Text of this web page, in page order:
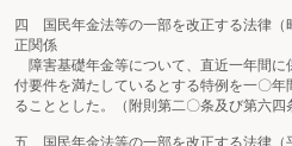
四 国民年金法等の一部を改正する法律（
正関係
障害基礎年金等について、直近一年間に
付要件を満たしているとする特例を一〇
ることとした。（附則第二〇条及び第六四